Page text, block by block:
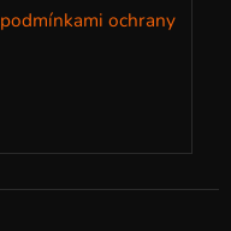
podmínkami ochrany